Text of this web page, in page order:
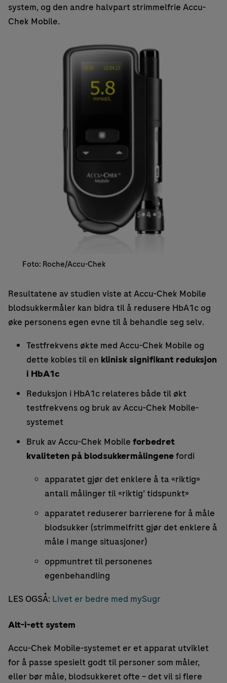
system, og den andre halvpart strimmelfrie Accu-
Chek Mobile.
Foto: Roche/Accu-Chek
Resultatene av studien viste at Accu-Chek Mobile
blodsukkermåler kan bidra til å redusere HbA1c og
øke personens egen evne til å behandle seg selv.
Testfrekvens økte med Accu-Chek Mobile og
dette kobles til en klinisk signifikant reduksjon
i HbA1c
Reduksjon i HbA1c relateres både til økt
testfrekvens og bruk av Accu-Chek Mobile-
systemet
Bruk av Accu-Chek Mobile forbedret
kvaliteten på blodsukkermålingenefordi
apparatet gjør det enklere å ta «riktig»
antall målinger til «riktig’ tidspunkt»
apparatet reduserer barrierene for å måle
blodsukker (strimmelfritt gjør det enklere å
måle i mange situasjoner)
oppmuntret til personenes
egenbehandling
LES OGSÅ: Livet er bedre med mySugr
Alt-i-ett system
Accu-Chek Mobile-systemet er et apparat utviklet
for å passe spesielt godt til personer som måler,
eller bør måle, blodsukkeret ofte – det vil si flere